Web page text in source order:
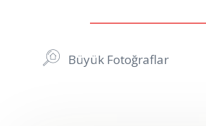
Büyük Fotoğraflar